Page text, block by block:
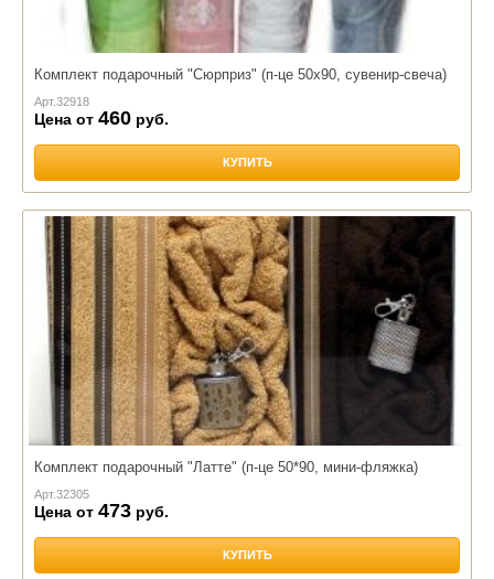
Комплект подарочный "Сюрприз" (п-це 50х90, сувенир-свеча)
Арт.32918
Цена от 460 руб.
КУПИТЬ
Комплект подарочный "Латте" (п-це 50*90, мини-фляжка)
Арт.32305
Цена от 473 руб.
КУПИТЬ